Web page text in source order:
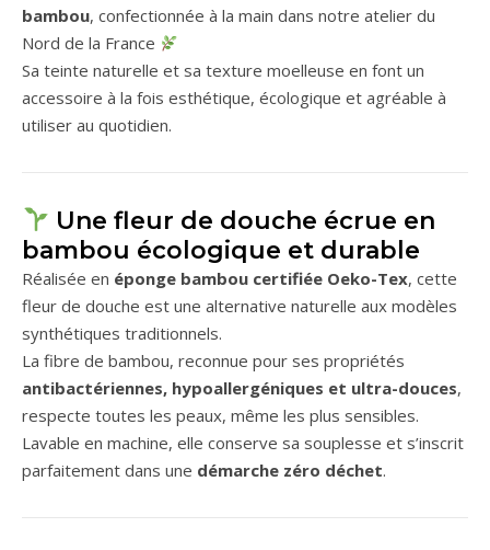
bambou, confectionnée à la main dans notre atelier du
Nord de la France
Sa teinte naturelle et sa texture moelleuse en font un
accessoire à la fois esthétique, écologique et agréable à
utiliser au quotidien.
Une fleur de douche écrue en
bambou écologique et durable
Réalisée en éponge bambou certifiée Oeko-Tex, cette
fleur de douche est une alternative naturelle aux modèles
synthétiques traditionnels.
La fibre de bambou, reconnue pour ses propriétés
antibactériennes, hypoallergéniques et ultra-douces,
respecte toutes les peaux, même les plus sensibles.
Lavable en machine, elle conserve sa souplesse et s’inscrit
parfaitement dans une démarche zéro déchet.